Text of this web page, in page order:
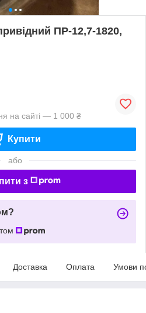
ПР-12,7-1820,
на сайті — 1 000 ₴
Купити
або
з
Доставка Оплата Умови